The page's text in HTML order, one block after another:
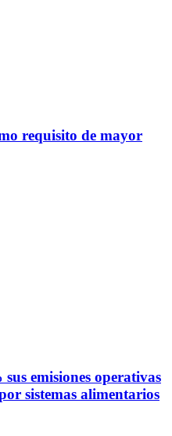
requisito de mayor
emisiones operativas
sistemas alimentarios